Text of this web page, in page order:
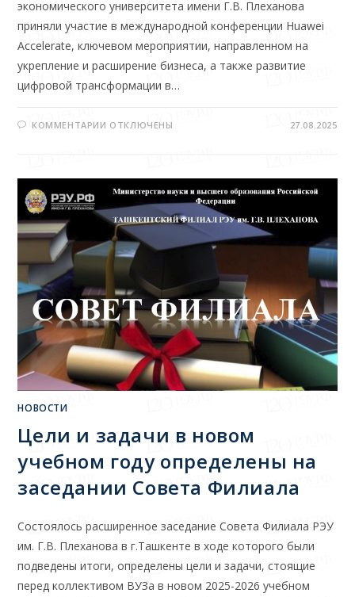
экономического университета имени Г.В. Плеханова
приняли участие в международной конференции Huawei
Accelerate, ключевом мероприятии, направленном на
укрепление и расширение бизнеса, а также развитие
цифровой трансформации в…
КОММЕНТАРИИ ОТКЛЮЧЕНЫ 27.08.2025
НОВОСТИ
Цели и задачи в новом
учебном году определены на
заседании Совета Филиала
Состоялось расширенное заседание Совета Филиала РЭУ
им. Г.В. Плеханова в г.Ташкенте в ходе которого были
подведены итоги, определены цели и задачи, стоящие
перед коллективом ВУЗа в новом 2025-2026 учебном